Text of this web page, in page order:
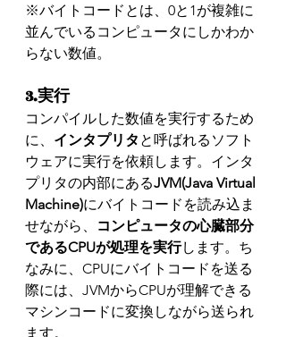
※バイトコードとは、0と1が複雑に
並んでいるコンピュータにしかわか
らない数値。
3.実行
コンパイルした数値を実行するため
に、 インタプリタ と呼ばれるソフト
ウェアに実行を依頼します。インタ
プリタの内部にあるJVM(Java Virtual
Machine)にバイトコードを読み込ま
せながら、
コンピュータの心臓部分
であるCPUが処理を実行します。ち
なみに、CPUにバイトコードを送る
際には、JVMからCPUが理解できる
マシンコードに変換しながら送られ
ます。